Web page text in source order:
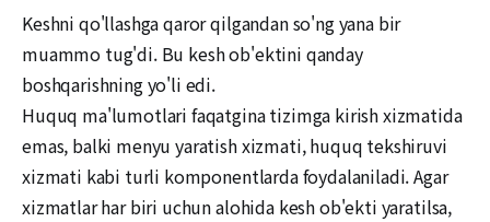
Keshni qo'llashga qaror qilgandan so'ng yana bir
muammo tug'di. Bu kesh ob'ektini qanday
boshqarishning yo'li edi.
Huquq ma'lumotlari faqatgina tizimga kirish xizmatida
emas, balki menyu yaratish xizmati, huquq tekshiruvi
xizmati kabi turli komponentlarda foydalaniladi. Agar
xizmatlar har biri uchun alohida kesh ob'ekti yaratilsa,